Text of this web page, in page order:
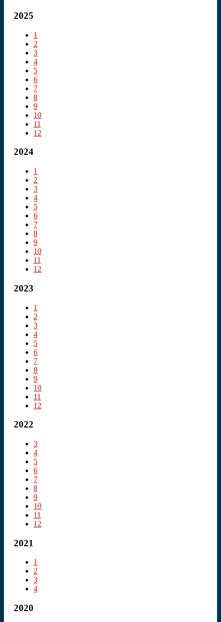
2025
1
2
3
4
5
6
7
8
9
10
11
12
2024
1
2
3
4
5
6
7
8
9
10
11
12
2023
1
2
3
4
5
6
7
8
9
10
11
12
2022
3
4
5
6
7
8
9
10
11
12
2021
1
2
3
4
2020